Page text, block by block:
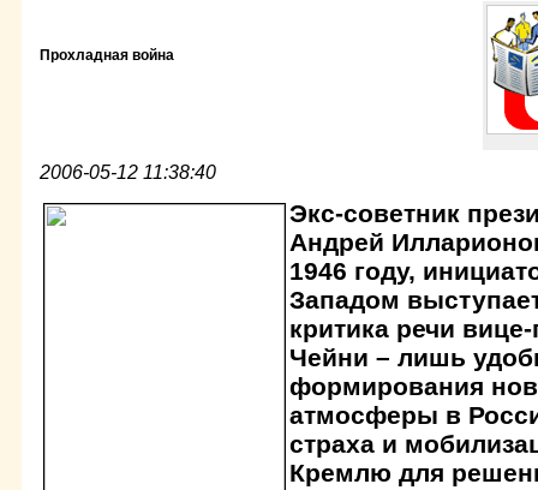
Прохладная война
2006-05-12 11:38:40
Экс-советник
Андрей
1946 году,
Западом
критика речи
Чейни – лишь
формирования
атмосферы в
страха и
Кремлю для